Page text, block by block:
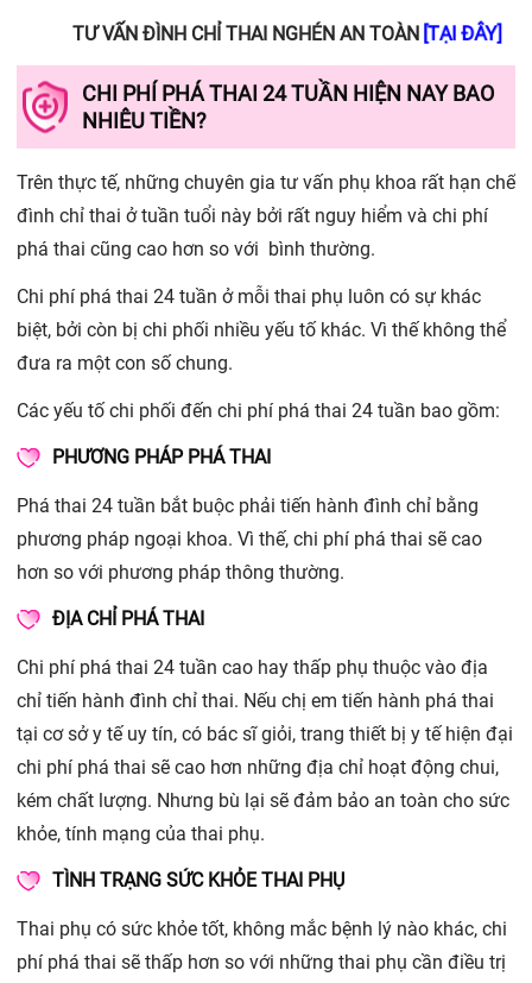
TƯ VẤN ĐÌNH CHỈ THAI NGHÉN AN TOÀN [TẠI ĐÂY]
CHI PHÍ PHÁ THAI 24 TUẦN HIỆN NAY BAO
NHIÊU TIỀN?
Trên thực tế, những chuyên gia tư vấn phụ khoa rất hạn chế
đình chỉ thai ở tuần tuổi này bởi rất nguy hiểm và chi phí
phá thai cũng cao hơn so với bình thường.
Chi phí phá thai 24 tuần ở mỗi thai phụ luôn có sự khác
biệt, bởi còn bị chi phối nhiều yếu tố khác. Vì thế không thể
đưa ra một con số chung.
Các yếu tố chi phối đến chi phí phá thai 24 tuần bao gồm:
PHƯƠNG PHÁP PHÁ THAI
Phá thai 24 tuần bắt buộc phải tiến hành đình chỉ bằng
phương pháp ngoại khoa. Vì thế, chi phí phá thai sẽ cao
hơn so với phương pháp thông thường.
ĐỊA CHỈ PHÁ THAI
Chi phí phá thai 24 tuần cao hay thấp phụ thuộc vào địa
chỉ tiến hành đình chỉ thai. Nếu chị em tiến hành phá thai
tại cơ sở y tế uy tín, có bác sĩ giỏi, trang thiết bị y tế hiện đại
chi phí phá thai sẽ cao hơn những địa chỉ hoạt động chui,
kém chất lượng. Nhưng bù lại sẽ đảm bảo an toàn cho sức
khỏe, tính mạng của thai phụ.
TÌNH TRẠNG SỨC KHỎE THAI PHỤ
Thai phụ có sức khỏe tốt, không mắc bệnh lý nào khác, chi
phí phá thai sẽ thấp hơn so với những thai phụ cần điều trị